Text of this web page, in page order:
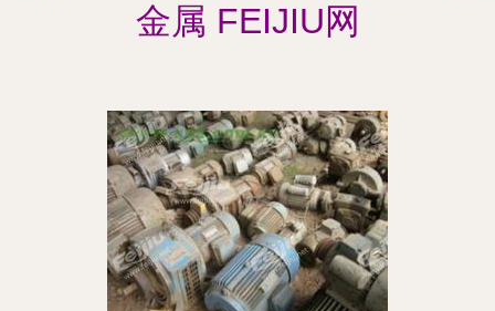
金属 FEIJIU网